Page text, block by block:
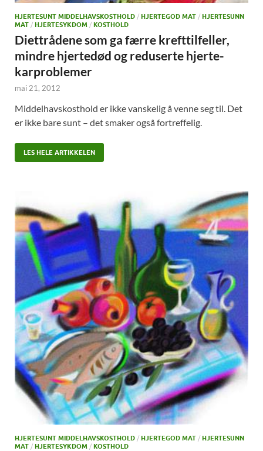
HJERTESUNT MIDDELHAVSKOSTHOLD / HJERTEGOD MAT / HJERTESUNN
MAT / HJERTESYKDOM / KOSTHOLD
Diettrådene som ga færre krefttilfeller,
mindre hjertedød og reduserte hjerte-
karproblemer
mai 21, 2012
Middelhavskosthold er ikke vanskelig å venne seg til. Det
er ikke bare sunt – det smaker også fortreffelig.
LES HELE ARTIKKELEN
HJERTESUNT MIDDELHAVSKOSTHOLD / HJERTEGOD MAT / HJERTESUNN
MAT / HJERTESYKDOM / KOSTHOLD